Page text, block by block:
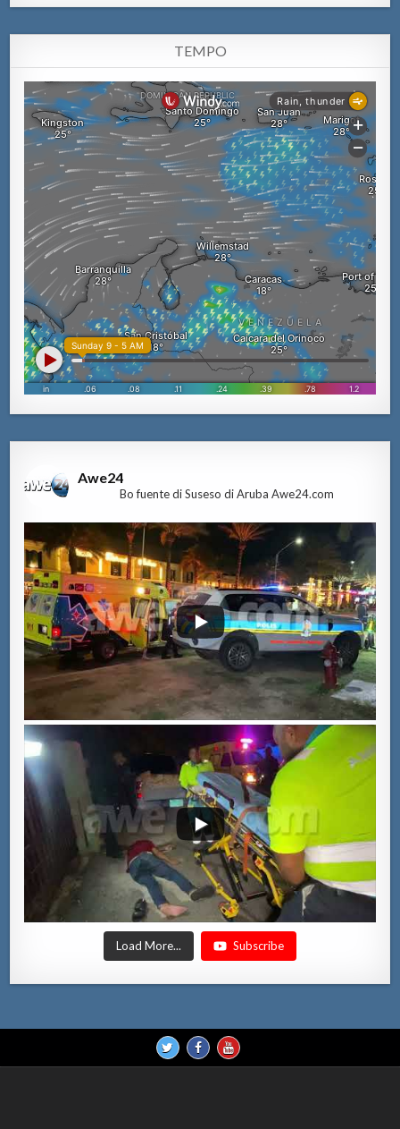
TEMPO
Awe24
Bo fuente di Suseso di Aruba Awe24.com
Load More... Subscribe